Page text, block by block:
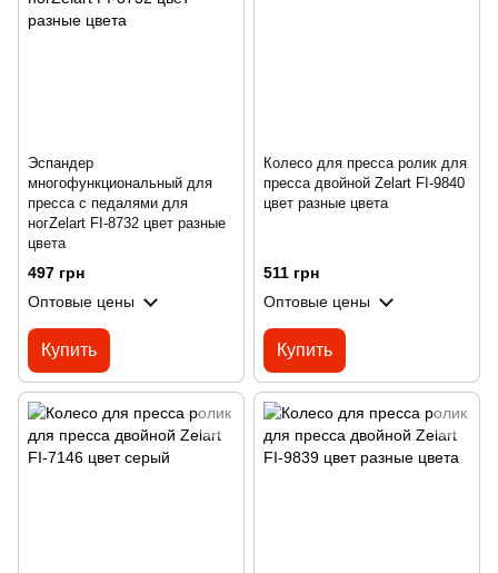
Эспандер
многофункциональный для
пресса с педалями для
ногZelart FI-8732 цвет разные
цвета
497 грн
Оптовые цены
Купить
Колесо для пресса ролик для
пресса двойной Zelart FI-9840
цвет разные цвета
511 грн
Оптовые цены
Купить